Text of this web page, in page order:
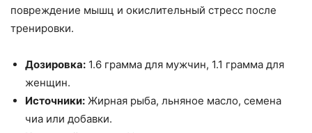
повреждение мышц и окислительный стресс после
тренировки.
Дозировка: 1.6 грамма для мужчин, 1.1 грамма для
женщин.
Источники: Жирная рыба, льняное масло, семена
чиа или добавки.